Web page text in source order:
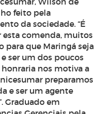
feito pela
da sociedade. “É
comenda, muitos
que Maringá seja
ser um dos poucos
nos motiva a
preparamos
e ser um agente
Graduado em